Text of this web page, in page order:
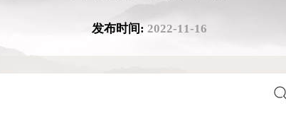
发布时间: 2022-11-16